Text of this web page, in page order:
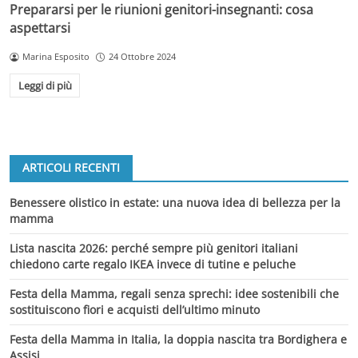
Prepararsi per le riunioni genitori-insegnanti: cosa
aspettarsi
Marina Esposito 24 Ottobre 2024
Leggi di più
ARTICOLI RECENTI
Benessere olistico in estate: una nuova idea di bellezza per la
mamma
Lista nascita 2026: perché sempre più genitori italiani
chiedono carte regalo IKEA invece di tutine e peluche
Festa della Mamma, regali senza sprechi: idee sostenibili che
sostituiscono fiori e acquisti dell’ultimo minuto
Festa della Mamma in Italia, la doppia nascita tra Bordighera e
Assisi